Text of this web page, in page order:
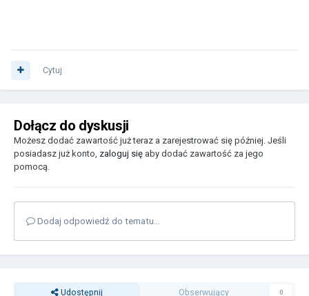
Cytuj
Dołącz do dyskusji
Możesz dodać zawartość już teraz a zarejestrować się później. Jeśli
posiadasz już konto, zaloguj się aby dodać zawartość za jego
pomocą.
Dodaj odpowiedź do tematu...
Udostępnij Obserwujący 0